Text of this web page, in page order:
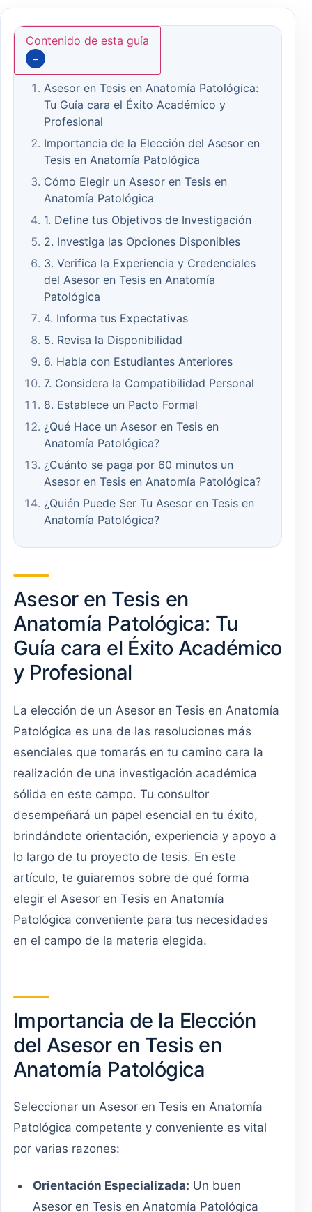
Contenido de esta guía
−
Asesor en Tesis en Anatomía Patológica:
Tu Guía cara el Éxito Académico y
Profesional
Importancia de la Elección del Asesor en
Tesis en Anatomía Patológica
Cómo Elegir un Asesor en Tesis en
Anatomía Patológica
1. Define tus Objetivos de Investigación
2. Investiga las Opciones Disponibles
3. Verifica la Experiencia y Credenciales
del Asesor en Tesis en Anatomía
Patológica
4. Informa tus Expectativas
5. Revisa la Disponibilidad
6. Habla con Estudiantes Anteriores
7. Considera la Compatibilidad Personal
8. Establece un Pacto Formal
¿Qué Hace un Asesor en Tesis en
Anatomía Patológica?
¿Cuánto se paga por 60 minutos un
Asesor en Tesis en Anatomía Patológica?
¿Quién Puede Ser Tu Asesor en Tesis en
Anatomía Patológica?
Asesor en Tesis en
Anatomía Patológica: Tu
Guía cara el Éxito Académico
y Profesional
La elección de un Asesor en Tesis en Anatomía
Patológica es una de las resoluciones más
esenciales que tomarás en tu camino cara la
realización de una investigación académica
sólida en este campo. Tu consultor
desempeñará un papel esencial en tu éxito,
brindándote orientación, experiencia y apoyo a
lo largo de tu proyecto de tesis. En este
artículo, te guiaremos sobre de qué forma
elegir el Asesor en Tesis en Anatomía
Patológica conveniente para tus necesidades
en el campo de la materia elegida.
Importancia de la Elección
del Asesor en Tesis en
Anatomía Patológica
Seleccionar un Asesor en Tesis en Anatomía
Patológica competente y conveniente es vital
por varias razones:
Orientación Especializada: Un buen
Asesor en Tesis en Anatomía Patológica